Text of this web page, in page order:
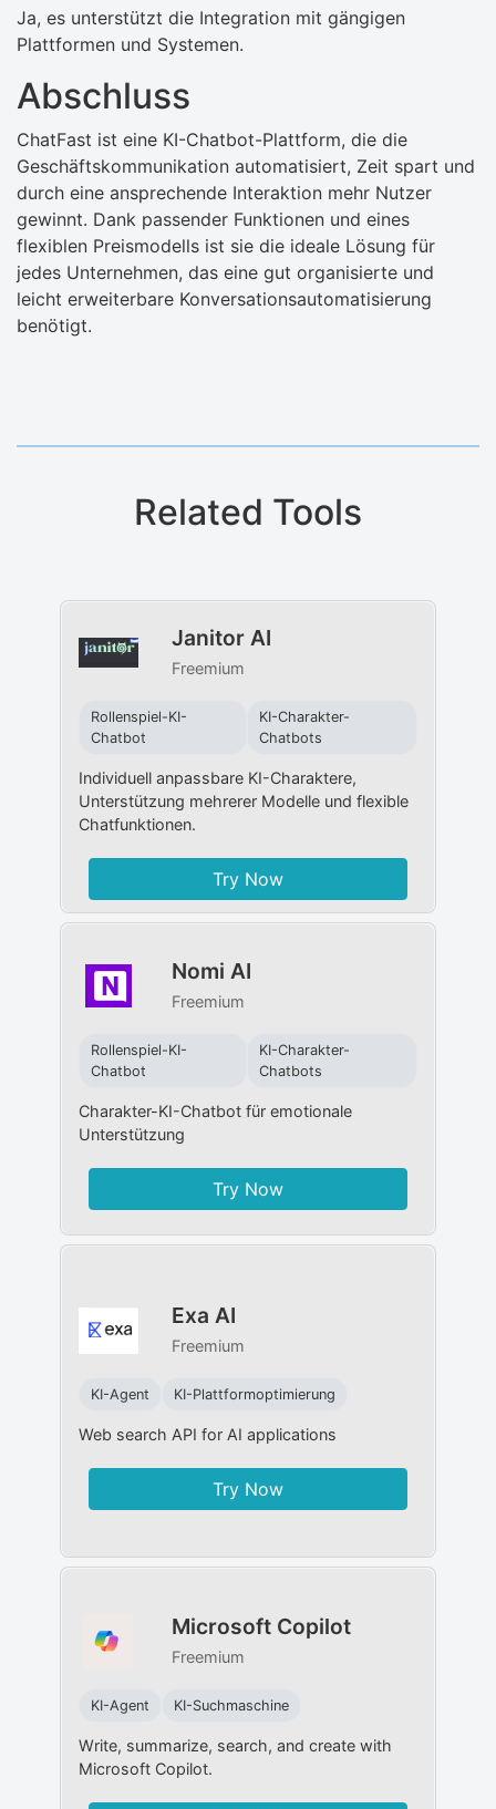
Ja, es unterstützt die Integration mit gängigen
Plattformen und Systemen.
Abschluss
ChatFast ist eine KI-Chatbot-Plattform, die die
Geschäftskommunikation automatisiert, Zeit spart und
durch eine ansprechende Interaktion mehr Nutzer
gewinnt. Dank passender Funktionen und eines
flexiblen Preismodells ist sie die ideale Lösung für
jedes Unternehmen, das eine gut organisierte und
leicht erweiterbare Konversationsautomatisierung
benötigt.
Related Tools
Janitor AI
Freemium
Rollenspiel-KI-
Chatbot
KI-Charakter-
Chatbots
Individuell anpassbare KI-Charaktere,
Unterstützung mehrerer Modelle und flexible
Chatfunktionen.
Try Now
Nomi AI
Freemium
Rollenspiel-KI-
Chatbot
KI-Charakter-
Chatbots
Charakter-KI-Chatbot für emotionale
Unterstützung
Try Now
Exa AI
Freemium
KI-Agent KI-Plattformoptimierung
Web search API for AI applications
Try Now
Microsoft Copilot
Freemium
KI-Agent KI-Suchmaschine
Write, summarize, search, and create with
Microsoft Copilot.